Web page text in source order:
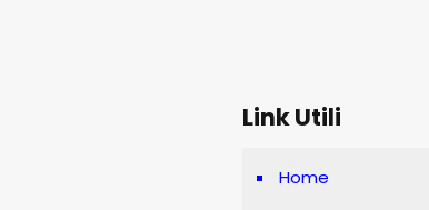
Link Utili
Home